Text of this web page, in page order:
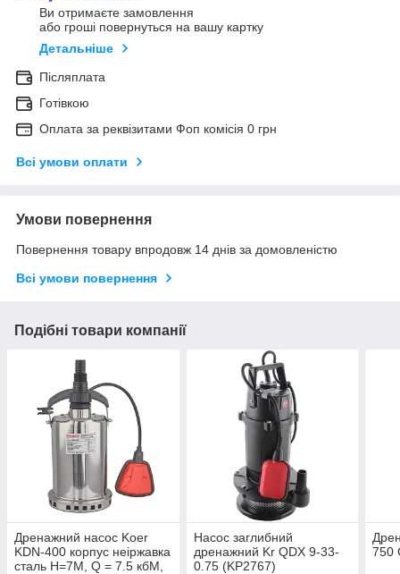
Ви отримаєте замовлення
або гроші повернуться на вашу картку
Детальніше
Післяплата
Готівкою
Оплата за реквізитами Фоп комісія 0 грн
Всі умови оплати
Умови повернення
Повернення товару впродовж 14 днів за домовленістю
Всі умови повернення
Подібні товари компанії
Дренажний насос Koer
KDN-400 корпус неіржавка
сталь Н=7М, Q = 7.5 кбМ,
Насос заглибний
дренажний Kr QDX 9-33-
0.75 (KP2767)
750